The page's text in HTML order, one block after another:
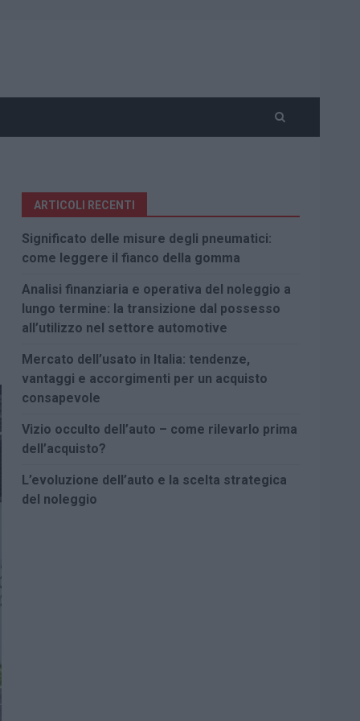
ARTICOLI RECENTI
Significato delle misure degli pneumatici:
come leggere il fianco della gomma
Analisi finanziaria e operativa del noleggio a
lungo termine: la transizione dal possesso
all’utilizzo nel settore automotive
Mercato dell’usato in Italia: tendenze,
vantaggi e accorgimenti per un acquisto
consapevole
Vizio occulto dell’auto – come rilevarlo prima
dell’acquisto?
L’evoluzione dell’auto e la scelta strategica
del noleggio